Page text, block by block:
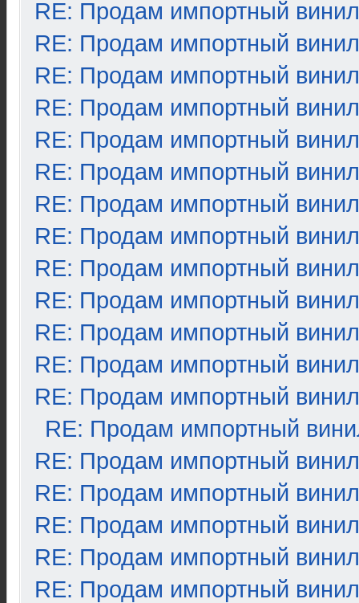
RE: Продам импортный винил
RE: Продам импортный винил
RE: Продам импортный винил
RE: Продам импортный винил
RE: Продам импортный винил
RE: Продам импортный винил
RE: Продам импортный винил
RE: Продам импортный винил
RE: Продам импортный винил
RE: Продам импортный винил
RE: Продам импортный винил
RE: Продам импортный винил
RE: Продам импортный винил
RE: Продам импортный
RE: Продам импортный винил
RE: Продам импортный винил
RE: Продам импортный винил
RE: Продам импортный винил
RE: Продам импортный винил